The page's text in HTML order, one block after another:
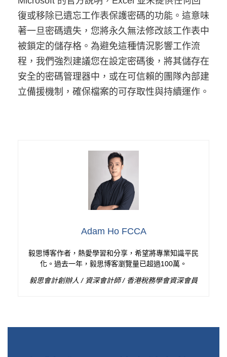
復或移除已遺忘工作表保護密碼的功能。這意味
著一旦密碼遺失，您將永久無法修改該工作表中
被鎖定的儲存格。為避免這種情況影響工作流
程，我們強烈建議您在設定密碼後，將其儲存在
安全的密碼管理器中，或在可信賴的團隊內部建
立備援機制，確保檔案的可存取性與持續運作。
Adam Ho FCCA
毅思博客作者，熱愛學習和分享，希望將專業知識平民
化。過去一年，毅思博客瀏覽量已超過100萬。
毅思會計創辦人 / 資深會計師 / 香港稅務學會資深會員